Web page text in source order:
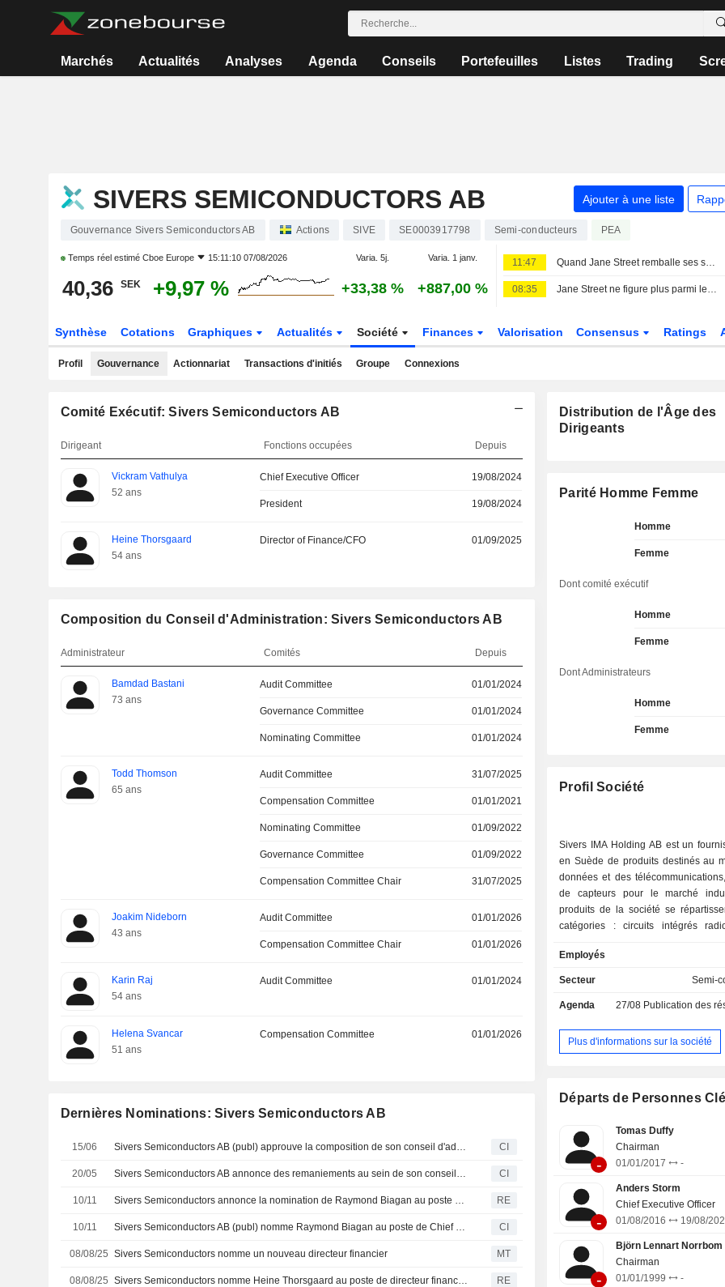
Marchés Actualités Analyses Agenda Conseils Portefeuilles Listes Trading
SIVERS SEMICONDUCTORS AB Ajouter à une liste
Gouvernance Sivers Semiconductors AB Actions SIVE SE0003917798 Semi-conducteurs PEA
Temps réel estimé Cboe Europe 15:11:10 07/08/2026 Varia. 5j. Varia. 1 janv.
40,36 SEK +9,97 % +33,38 % +887,00 %
11:47 Quand Jane Street remballe ses shorts sur Sivers Semiconductors
08:35 Jane Street ne figure plus parmi les vendeurs à découvert déclarés de Sivers Semiconductors
Synthèse Cotations Graphiques Actualités Société Finances Valorisation Consensus Ratings
Profil Gouvernance Actionnariat Transactions d'initiés Groupe Connexions
Comité Exécutif: Sivers Semiconductors AB
Dirigeant Fonctions occupées Depuis
Vickram Vathulya
52 ans
Chief Executive Officer 19/08/2024
President 19/08/2024
Heine Thorsgaard
54 ans
Director of Finance/CFO 01/09/2025
Composition du Conseil d'Administration: Sivers Semiconductors AB
Administrateur Comités Depuis
Bamdad Bastani
73 ans
Audit Committee 01/01/2024
Governance Committee 01/01/2024
Nominating Committee 01/01/2024
Todd Thomson
65 ans
Audit Committee 31/07/2025
Compensation Committee 01/01/2021
Nominating Committee 01/09/2022
Governance Committee 01/09/2022
Compensation Committee Chair 31/07/2025
Joakim Nideborn
43 ans
Audit Committee 01/01/2026
Compensation Committee Chair 01/01/2026
Karin Raj
54 ans
Audit Committee 01/01/2024
Helena Svancar
51 ans
Compensation Committee 01/01/2026
Dernières Nominations: Sivers Semiconductors AB
15/06 Sivers Semiconductors AB (publ) approuve la composition de son conseil d'administration CI
20/05 Sivers Semiconductors AB annonce des remaniements au sein de son conseil d'administration CI
10/11 Sivers Semiconductors annonce la nomination de Raymond Biagan au poste de Chief Revenue Officer RE
10/11 Sivers Semiconductors AB (publ) nomme Raymond Biagan au poste de Chief Revenue Officer à compter du 10 novembre 2025 CI
08/08/25 Sivers Semiconductors nomme un nouveau directeur financier MT
08/08/25 Sivers Semiconductors nomme Heine Thorsgaard au poste de directeur financier RE
Distribution de l'Âge des
Dirigeants
Parité Homme Femme
Homme
Femme
Dont comité exécutif
Homme
Femme
Dont Administrateurs
Homme
Femme
Profil Société
Sivers IMA Holding AB est un
en Suède de produits destinés au
données et des
de capteurs pour le marché
produits de la société se
catégories : circuits intégrés
émetteurs-récepteurs ; capteurs
de signaux. Ces produits relèvent des
société exerce ses activités par
et CST Global, qui développent,
commercialisent des puces, des
conducteurs dans les domaines
conducteurs optiques. La société est
l’échelle mondiale.
Employés
Secteur Semi-
Agenda 27/08 Publication des résultats
Plus d'informations sur la société
Départs de Personnes
-
Tomas Duffy
Chairman
01/01/2017
-
-
Anders Storm
Chief Executive Officer
01/08/2016
19/08/
-
Björn Lennart Norrbom
Chairman
01/01/1999
-